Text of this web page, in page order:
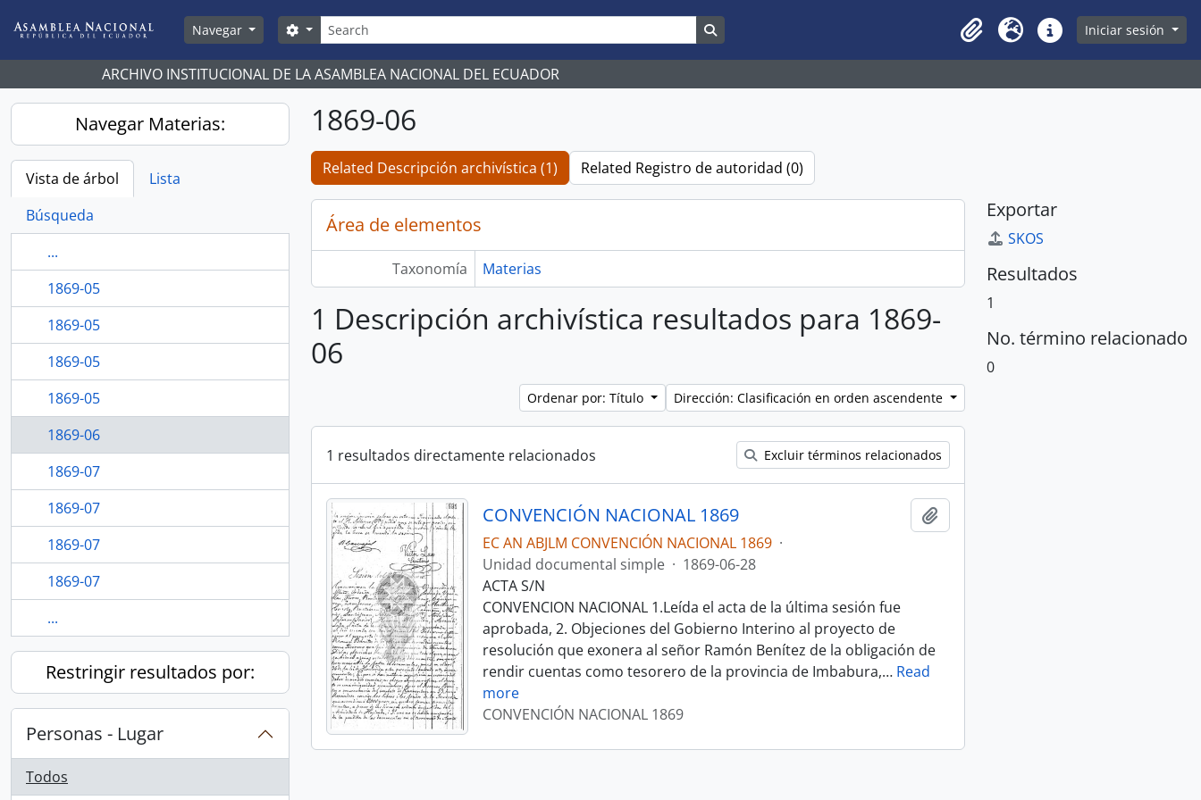
Navegar
Búsqueda
Search options
Clipboard
Idioma Enlaces rápidos
Iniciar sesión
ARCHIVO INSTITUCIONAL DE LA ASAMBLEA NACIONAL DEL ECUADOR
Navegar Materias:
Vista de árbol
Lista
Búsqueda
...
1869-05
1869-05
1869-05
1869-05
1869-06
1869-07
1869-07
1869-07
1869-07
...
Restringir resultados por:
Personas - Lugar
Todos
1869-06
Related Descripción archivística (1) Related Registro de autoridad (0)
Área de elementos
Taxonomía Materias
1 Descripción archivística resultados para 1869-
06
Ordenar por: Título Dirección: Clasificación en orden ascendente
1 resultados directamente relacionados Excluir términos relacionados
CONVENCIÓN NACIONAL 1869
EC AN ABJLM CONVENCIÓN NACIONAL 1869 ·
Unidad documental simple · 1869-06-28
ACTA S/N
CONVENCION NACIONAL 1.Leída el acta de la última sesión fue
aprobada, 2. Objeciones del Gobierno Interino al proyecto de
resolución que exonera al señor Ramón Benítez de la obligación de
rendir cuentas como tesorero de la provincia de Imbabura,… Read
more
CONVENCIÓN NACIONAL 1869
Exportar
SKOS
Resultados
1
No. término relacionado
0